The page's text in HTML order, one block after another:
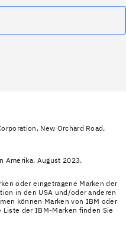
New Orchard Road,
Amerika. August 2023.
oder eingetragene Marken der
in den USA und/oder anderen
können Marken von IBM oder
der IBM-Marken finden Sie